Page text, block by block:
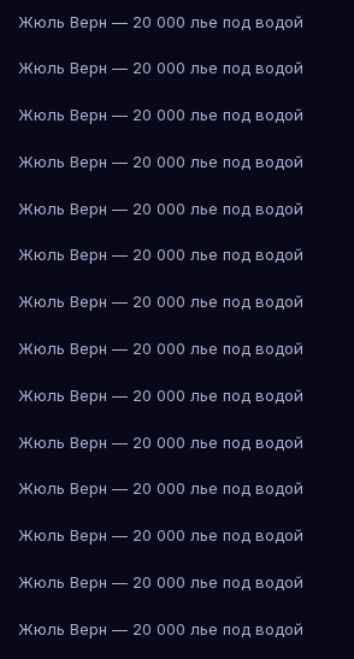
Жюль Верн — 20 000 лье под водой
Жюль Верн — 20 000 лье под водой
Жюль Верн — 20 000 лье под водой
Жюль Верн — 20 000 лье под водой
Жюль Верн — 20 000 лье под водой
Жюль Верн — 20 000 лье под водой
Жюль Верн — 20 000 лье под водой
Жюль Верн — 20 000 лье под водой
Жюль Верн — 20 000 лье под водой
Жюль Верн — 20 000 лье под водой
Жюль Верн — 20 000 лье под водой
Жюль Верн — 20 000 лье под водой
Жюль Верн — 20 000 лье под водой
Жюль Верн — 20 000 лье под водой